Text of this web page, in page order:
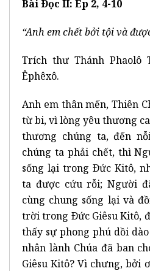
Bài Ðọc II: Ep 2, 4-10
“Anh em chết bởi tội và
Trích thư Thánh
Êphêxô.
Anh em thân mến, Thiên
từ bi, vì lòng yêu thương
thương chúng ta, đến
chúng ta phải chết, thì
sống lại trong Ðức Kitô,
ta được cứu rỗi; Người
cùng chung sống lại và
trời trong Ðức Giêsu Kitô,
thấy sự phong phú dồi
nhân lành Chúa đã ban
Giêsu Kitô? Vì chưng, bởi